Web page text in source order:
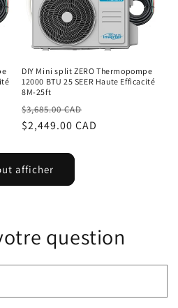
DIY Mini split ZERO Thermopompe
12000 BTU 25 SEER Haute Efficacité
8M-25ft
Prix
habituel
$3,685.00 CAD
promotionnel
$2,449.00 CAD
afficher
question